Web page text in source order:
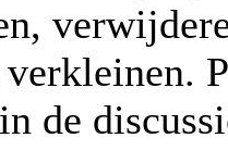
de